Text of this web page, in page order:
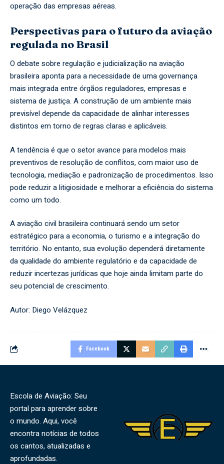
operação das empresas aéreas.
Perspectivas para o futuro da aviação
regulada no Brasil
O debate sobre regulação e judicialização na aviação
brasileira aponta para a necessidade de uma governança
mais integrada entre órgãos reguladores, empresas e
sistema de justiça. A construção de um ambiente mais
previsível depende da capacidade de alinhar interesses
distintos em torno de regras claras e aplicáveis.
A tendência é que o setor avance para modelos mais
preventivos de resolução de conflitos, com maior uso de
tecnologia, mediação e padronização de procedimentos. Isso
pode reduzir a litigiosidade e melhorar a eficiência do sistema
como um todo.
A aviação civil brasileira continuará sendo um setor
estratégico para a economia, o turismo e a integração do
território. No entanto, sua evolução dependerá diretamente
da qualidade do ambiente regulatório e da capacidade de
reduzir incertezas jurídicas que hoje ainda limitam parte do
seu potencial de crescimento.
Autor: Diego Velázquez
Facebook
Escola de Aviação: Seu
portal para aprender sobre
o mundo. Aqui, você
encontra notícias de todos
os cantos, atualizadas e
aprofundadas.